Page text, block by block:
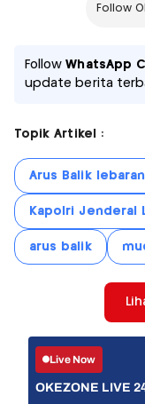
Follow
FollowWhatsApp
update berita
Topik Artikel :
Arus Balik lebaran
Kapolri Jenderal
arus balik
Live Now
OKEZONE LIVE